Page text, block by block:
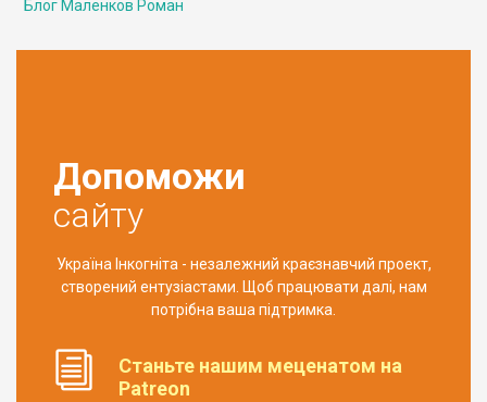
Блог Маленков Роман
Допоможи
сайту
Україна Інкогніта - незалежний краєзнавчий проект,
створений ентузіастами. Щоб працювати далі, нам
потрібна ваша підтримка.
Станьте нашим меценатом на
Patreon